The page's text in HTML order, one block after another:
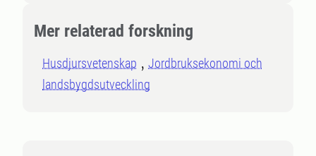
Mer relaterad forskning
Husdjursvetenskap
Jordbruksekonomi och
landsbygdsutveckling